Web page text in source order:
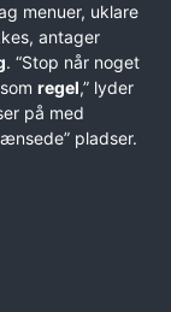
menuer, uklare
antager
. “Stop når noget
regel,” lyder
på med
pladser.